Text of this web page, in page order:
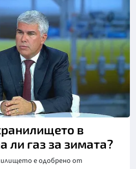
в
ли газ за зимата?
е одобрено от